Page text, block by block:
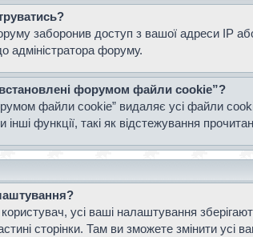
заборонив доступ з вашої адреси IP
адміністратора форуму.
форумом файли cookie”?
файли cookie” видаляє усі файли
функції, такі як відстежування
усі ваші налаштування
сторінки. Там ви зможете змінити усі